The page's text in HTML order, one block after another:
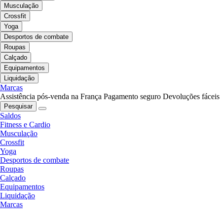
Musculação
Crossfit
Yoga
Desportos de combate
Roupas
Calçado
Equipamentos
Liquidação
Marcas
Assistência pós-venda na França Pagamento seguro Devoluções fáceis
Pesquisar
Saldos
Fitness e Cardio
Musculação
Crossfit
Yoga
Desportos de combate
Roupas
Calçado
Equipamentos
Liquidação
Marcas